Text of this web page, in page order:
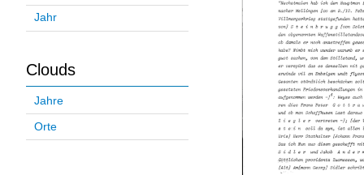
Jahr
Clouds
Jahre
Orte